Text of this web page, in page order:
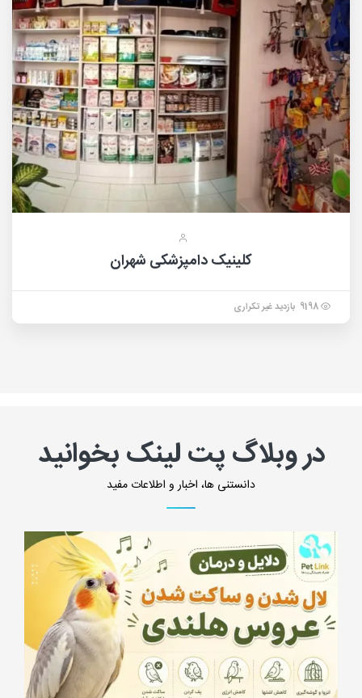
کلینیک دامپزشکی شهران
9198 بازدید غیر تکراری
در وبلاگ پت لینک بخوانید
دانستنی ها، اخبار و اطلاعات مفید